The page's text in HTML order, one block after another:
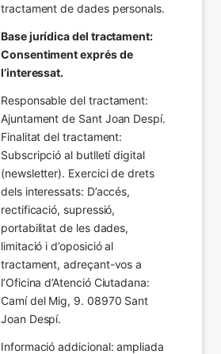
tractament de dades personals.
Base jurídica del tractament:
Consentiment exprés de
l’interessat.
Responsable del tractament:
Ajuntament de Sant Joan Despí.
Finalitat del tractament:
Subscripció al butlletí digital
(newsletter). Exercici de drets
dels interessats: D’accés,
rectificació, supressió,
portabilitat de les dades,
limitació i d’oposició al
tractament, adreçant-vos a
l’Oficina d’Atenció Ciutadana:
Camí del Mig, 9. 08970 Sant
Joan Despí.
Informació addicional: ampliada